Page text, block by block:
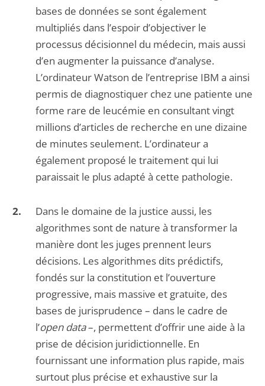
bases de données se sont également
multipliés dans l’espoir d’objectiver le
processus décisionnel du médecin, mais aussi
d’en augmenter la puissance d’analyse.
L’ordinateur Watson de l’entreprise IBM a ainsi
permis de diagnostiquer chez une patiente une
forme rare de leucémie en consultant vingt
millions d’articles de recherche en une dizaine
de minutes seulement. L’ordinateur a
également proposé le traitement qui lui
paraissait le plus adapté à cette pathologie.
Dans le domaine de la justice aussi, les
algorithmes sont de nature à transformer la
manière dont les juges prennent leurs
décisions. Les algorithmes dits prédictifs,
fondés sur la constitution et l’ouverture
progressive, mais massive et gratuite, des
bases de jurisprudence – dans le cadre de
l’open data–, permettent d’offrir une aide à la
prise de décision juridictionnelle. En
fournissant une information plus rapide, mais
surtout plus précise et exhaustive sur la